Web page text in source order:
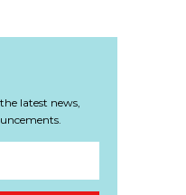
latest news,